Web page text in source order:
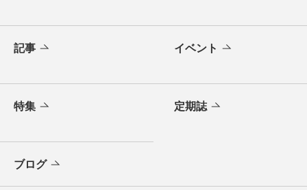
記事 イベント
特集 定期誌
ブログ